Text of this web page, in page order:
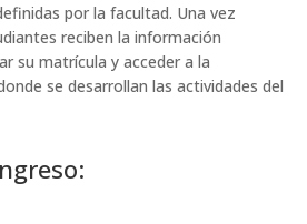
por la facultad. Una vez
reciben la información
su matrícula y acceder a la
se desarrollan las actividades del